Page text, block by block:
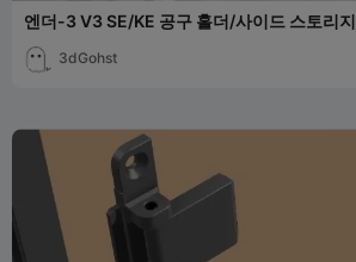
엔더-3 V3 SE/KE 공구 홀더/사이드 스토리지
3dGohst